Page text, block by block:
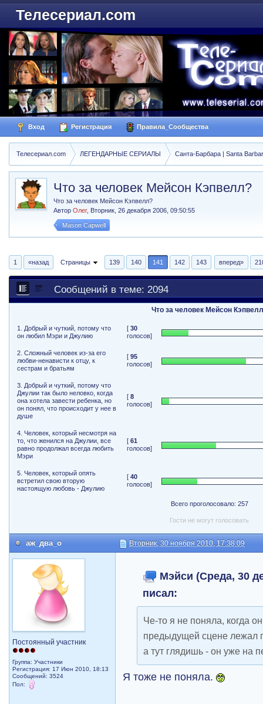
Телесериал.com
Вход Регистрация Правила_Сообщества
Телесериал.com ЛЕГЕНДАРНЫЕ СЕРИАЛЫ Санта-Барбара | Santa
Что за человек Мейсон Кэпвелл?
Что за человек Мейсон Кэпвелл?
АвторОлег, Вторник, 26 декабря 2006, 09:50:55
Mason Capwell
1 «назад Страницы 139 140 141 142 143 вперед»
Сообщений в теме: 2094
Что за человек Мейсон
1. Добрый и чуткий, потому что
он любил Мэри и Джулию
[30
голосов]
2. Сложный человек из-за его
любви-ненависти к отцу, к
сестрам и братьям
[95
голосов]
3. Добрый и чуткий, потому что
Джулии так было неловко, когда
она хотела завести ребенка, но
он понял, что происходит у нее в
душе
[8
голосов]
4. Человек, который несмотря на
то, что женился на Джулии, все
равно продолжал всегда любить
Мэри
[61
голосов]
5. Человек, который опять
встретил свою вторую
настоящую любовь - Джулию
[40
голосов]
Всего проголосовало: 257
Гости не могут голосовать
аж_два_о Вторник, 30 ноября 2010, 17:38:09
Постоянный участник
Группа: Участники
Регистрация: 17 Июн 2010, 18:13
Сообщений: 3524
Пол:
Мэйси (Среда, 30
писал:
Че-то я не поняла, когда
предыдущей сцене лежал
а тут глядишь - он уже на
Я тоже не поняла.